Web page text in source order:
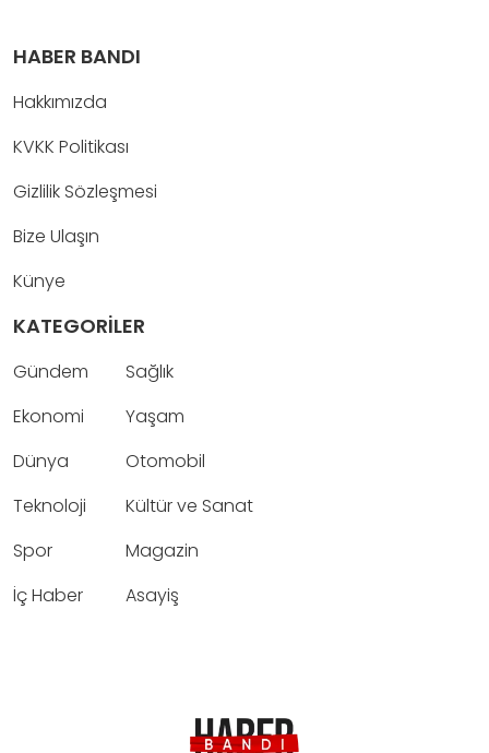
HABER BANDI
Hakkımızda
KVKK Politikası
Gizlilik Sözleşmesi
Bize Ulaşın
Künye
KATEGORİLER
Gündem
Ekonomi
Dünya
Teknoloji
Spor
İç Haber
Sağlık
Yaşam
Otomobil
Kültür ve Sanat
Magazin
Asayiş